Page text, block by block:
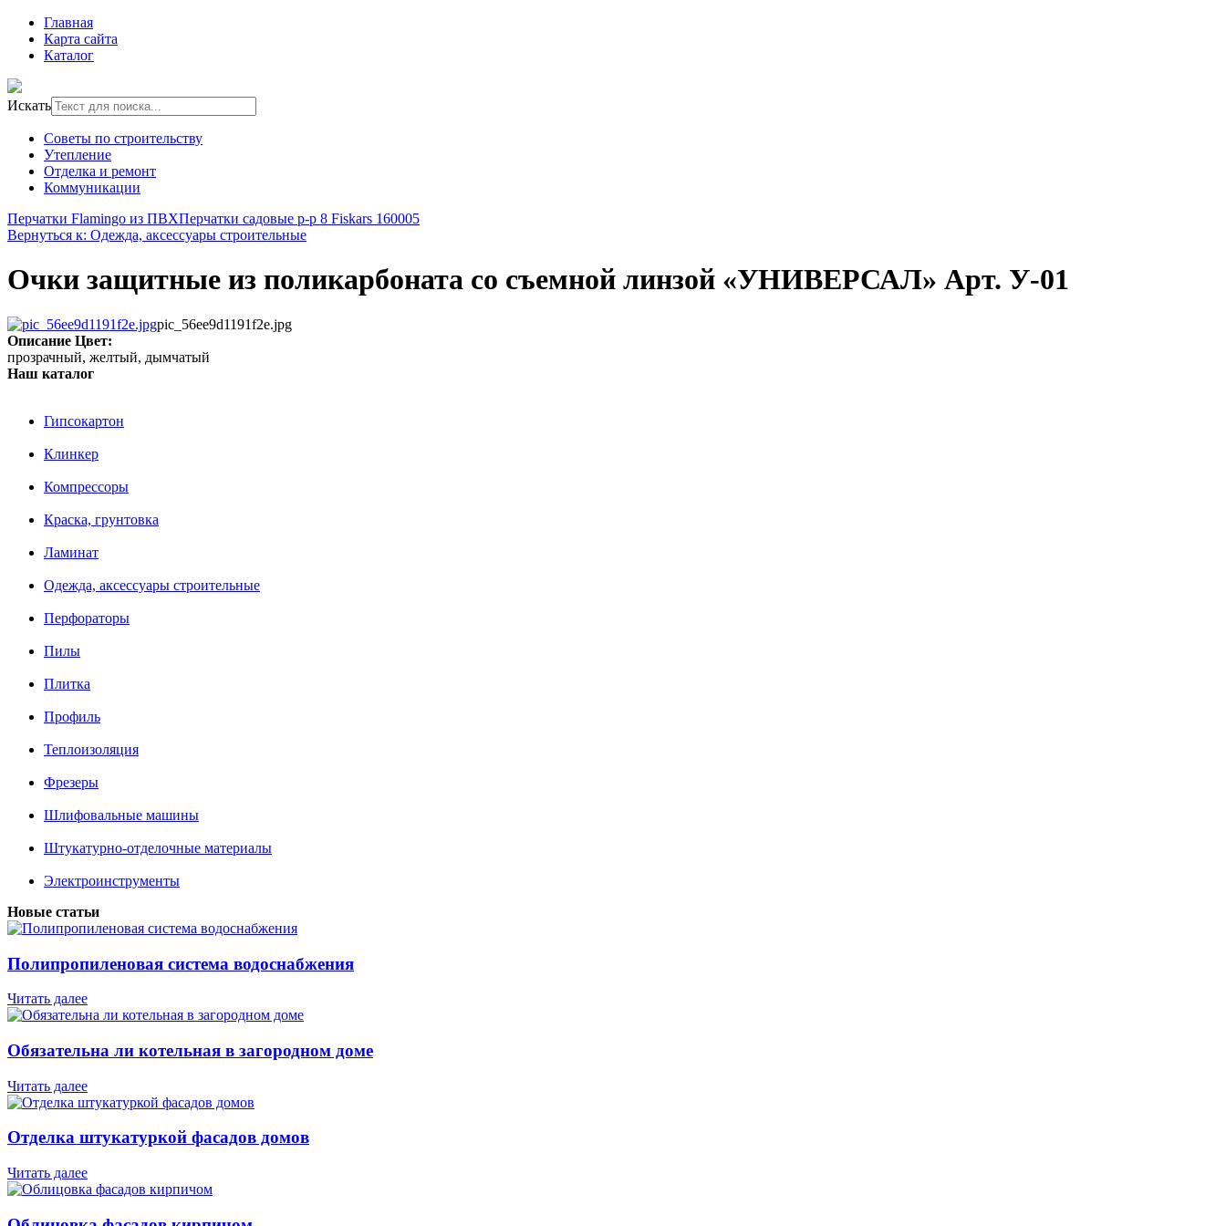
Главная
Карта сайта
Каталог
Искать
Советы по строительству
Утепление
Отделка и ремонт
Коммуникации
Перчатки Flamingo из ПВХПерчатки садовые р-р 8 Fiskars 160005
Вернуться к: Одежда, аксессуары строительные
Очки защитные из поликарбоната со съемной линзой «УНИВЕРСАЛ» Арт. У-01
pic_56ee9d1191f2e.jpg
Описание Цвет:
прозрачный, желтый, дымчатый
Наш каталог
Гипсокартон
Клинкер
Компрессоры
Краска, грунтовка
Ламинат
Одежда, аксессуары строительные
Перфораторы
Пилы
Плитка
Профиль
Теплоизоляция
Фрезеры
Шлифовальные машины
Штукатурно-отделочные материалы
Электроинструменты
Новые статьи
Полипропиленовая система водоснабжения
Читать далее
Обязательна ли котельная в загородном доме
Читать далее
Отделка штукатуркой фасадов домов
Читать далее